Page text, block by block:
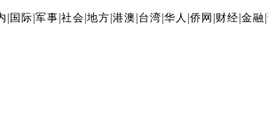
国际 |军事 |社会 |地方 |港澳 台湾 |华人 |侨网 财经 |金融 |